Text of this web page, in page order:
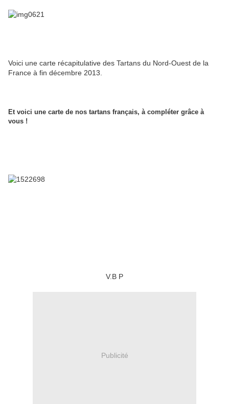
Voici une carte récapitulative des Tartans du Nord-Ouest de la
France à fin décembre 2013.
Et voici une carte de nos tartans français, à compléter grâce à
vous !
V.B P
Publicité